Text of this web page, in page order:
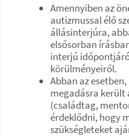
Amennyiben az
autizmussal élő
állásinterjúra,
elsősorban
interjú
körülményeiről.
Abban az
megadásra került
(családtag,
érdeklődni, hogy
szükségleteket